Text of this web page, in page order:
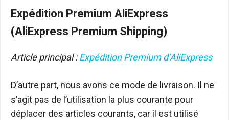
Expédition Premium AliExpress
(AliExpress Premium Shipping)
Article principal :Expédition Premium d’AliExpress
D’autre part, nous avons ce mode de livraison. Il ne
s’agit pas de l’utilisation la plus courante pour
déplacer des articles courants, car il est utilisé